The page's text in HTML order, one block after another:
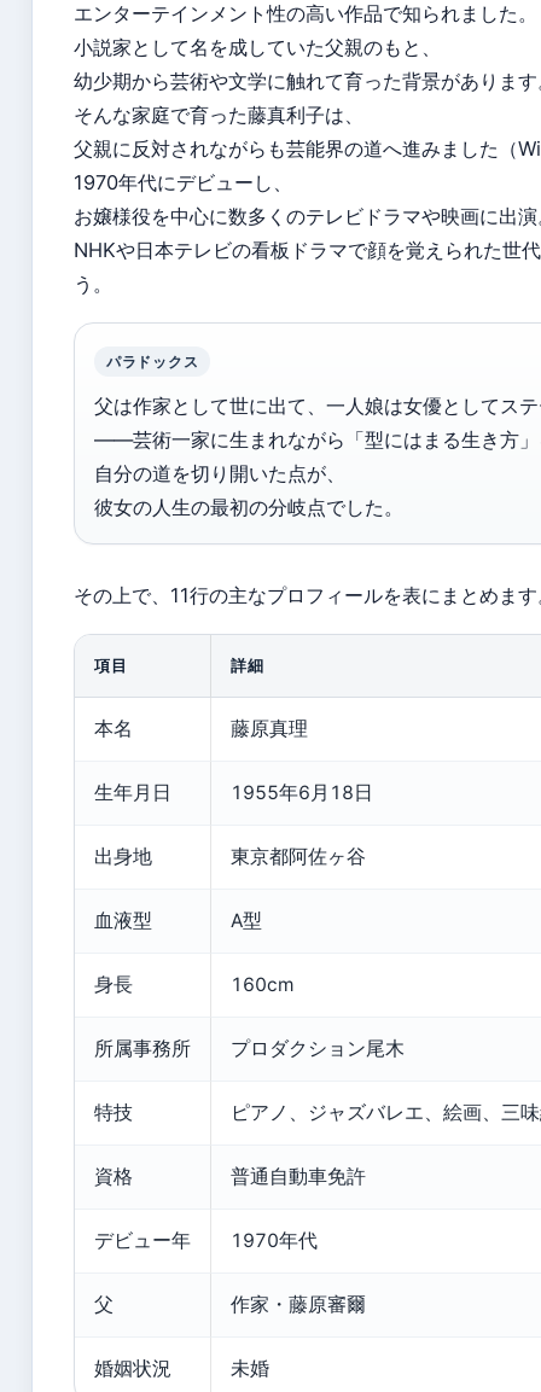
エンターテインメント性の高い作品で知られました。
小説家として名を成していた父親のもと、
幼少期から芸術や文学に触れて育った背景がありま
そんな家庭で育った藤真利子は、
父親に反対されながらも芸能界の道へ進みました（
1970年代にデビューし、
お嬢様役を中心に数多くのテレビドラマや映画に出
NHKや日本テレビの看板ドラマで顔を覚えられた世
う。
パラドックス
父は作家として世に出て、一人娘は女優としてス
——芸術一家に生まれながら「型にはまる生き方
自分の道を切り開いた点が、
彼女の人生の最初の分岐点でした。
その上で、11行の主なプロフィールを表にまとめま
項目 詳細
本名 藤原真理
生年月日 1955年6月18日
出身地 東京都阿佐ヶ谷
血液型 A型
身長 160cm
所属事務所 プロダクション尾木
特技 ピアノ、ジャズバレエ、絵画、三
資格 普通自動車免許
デビュー年 1970年代
父 作家・藤原審爾
婚姻状況 未婚